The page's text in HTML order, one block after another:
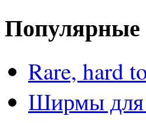
Популярные
Rare, hard
Ширмы для